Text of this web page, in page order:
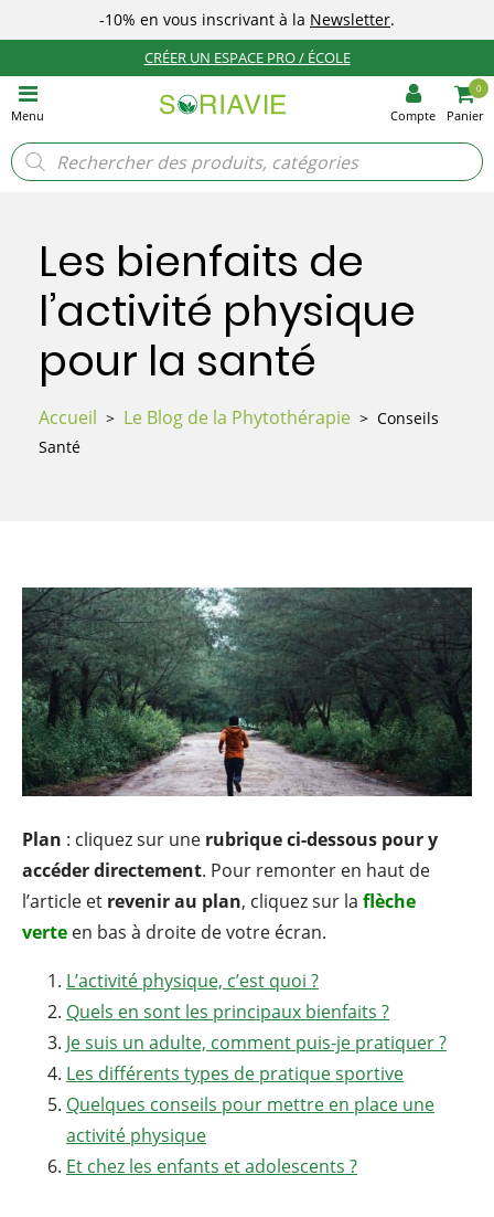
-10% en vous inscrivant à la Newsletter.
CRÉER UN ESPACE PRO / ÉCOLE
Menu Compte
0
Panier
Recherche
de
produits
Accueil > Le Blog de la Phytothérapie > Conseils
Santé
Les bienfaits de
l’activité physique
pour la santé
Plan : cliquez sur une rubrique ci-dessous pour y
accéder directement. Pour remonter en haut de
l’article et revenir au plan, cliquez sur la flèche
verte en bas à droite de votre écran.
L’activité physique, c’est quoi ?
Quels en sont les principaux bienfaits ?
Je suis un adulte, comment puis-je pratiquer ?
Les différents types de pratique sportive
Quelques conseils pour mettre en place une
activité physique
Et chez les enfants et adolescents ?